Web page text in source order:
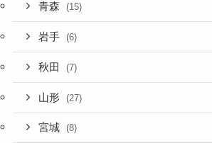
青森 (15)
岩手 (6)
秋田 (7)
山形 (27)
宮城 (8)